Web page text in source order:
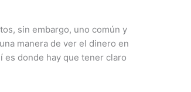
sin embargo, uno común y
manera de ver el dinero en
es donde hay que tener claro